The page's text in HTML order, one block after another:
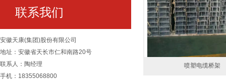
联系我们
安徽天康(集团)股份有限公司
地址：安徽省天长市仁和南路20号
联系人：陶经理
手机：18355068800
喷塑电缆桥架